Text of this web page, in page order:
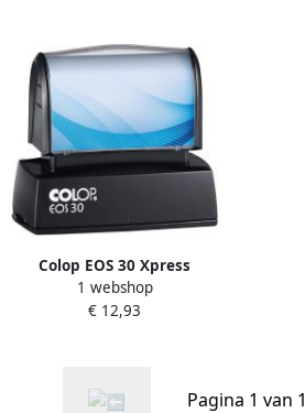
Colop EOS 30 Xpress
stempel blauw
1 webshop
€ 12,93
Pagina 1 van 1